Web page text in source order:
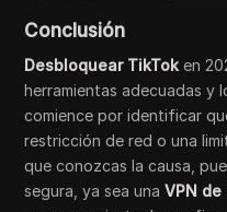
Conclusión
Desbloquear TikTok en
herramientas adecuadas y
comience por identificar
restricción de red o una
que conozcas la causa,
segura, ya sea unaVPN